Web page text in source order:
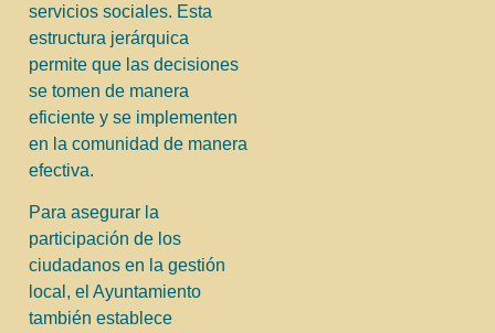
servicios sociales. Esta
estructura jerárquica
permite que las decisiones
se tomen de manera
eficiente y se implementen
en la comunidad de manera
efectiva.
Para asegurar la
participación de los
ciudadanos en la gestión
local, el Ayuntamiento
también establece